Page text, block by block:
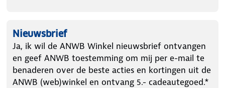
Nieuwsbrief
Ja, ik wil de ANWB Winkel nieuwsbrief ontvangen
en geef ANWB toestemming om mij per e-mail te
benaderen over de beste acties en kortingen uit de
ANWB (web)winkel en ontvang 5.- cadeautegoed.*